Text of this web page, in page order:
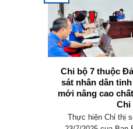
Chi bộ 7 thuộc
sát nhân dân
mới nâng cao
Chi
Thực hiện Chỉ thị